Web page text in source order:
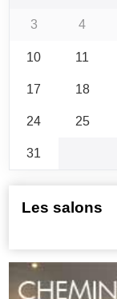
3
4
10
11
17
18
24
25
31
Les salons